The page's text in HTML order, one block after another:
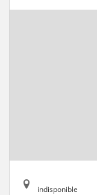
indisponible